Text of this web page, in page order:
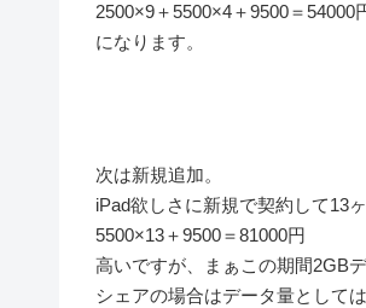
2500×9＋5500×4＋9500＝54000
になります。
次は新規追加。
iPad欲しさに新規で契約して13
5500×13＋9500＝81000円
高いですが、まぁこの期間2GB
シェアの場合はデータ量として